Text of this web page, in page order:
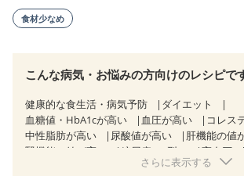
食材少なめ
こんな病気・お悩みの方向けのレシピで
健康的な食生活・病気予防
ダイエット
血糖値・HbA1cが高い
血圧が高い
コレス
中性脂肪が高い
尿酸値が高い
肝機能の値
腎機能の値が高い
糖尿病（2型） 高血圧
狭心症 心筋梗塞
さらに表示する